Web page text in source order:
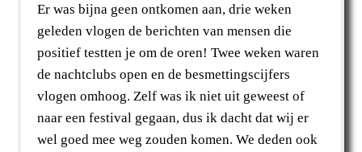
Er was bijna geen ontkomen aan, drie weken
geleden vlogen de berichten van mensen die
positief testten je om de oren! Twee weken waren
de nachtclubs open en de besmettingscijfers
vlogen omhoog. Zelf was ik niet uit geweest of
naar een festival gegaan, dus ik dacht dat wij er
wel goed mee weg zouden komen. We deden ook